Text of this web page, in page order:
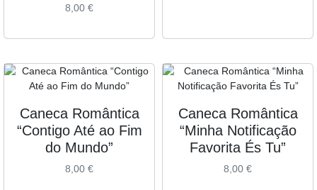
8,00 €
Caneca Romântica
“Contigo Até ao Fim
do Mundo”
8,00 €
Caneca Romântica
“Minha Notificação
Favorita És Tu”
8,00 €